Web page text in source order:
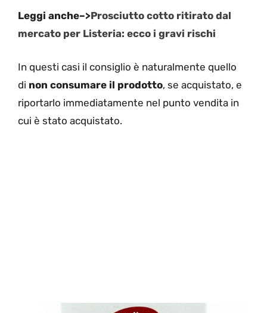
Leggi anche–>Prosciutto cotto ritirato dal
mercato per Listeria: ecco i gravi rischi
In questi casi il consiglio è naturalmente quello
di non consumare il prodotto, se acquistato, e
riportarlo immediatamente nel punto vendita in
cui è stato acquistato.